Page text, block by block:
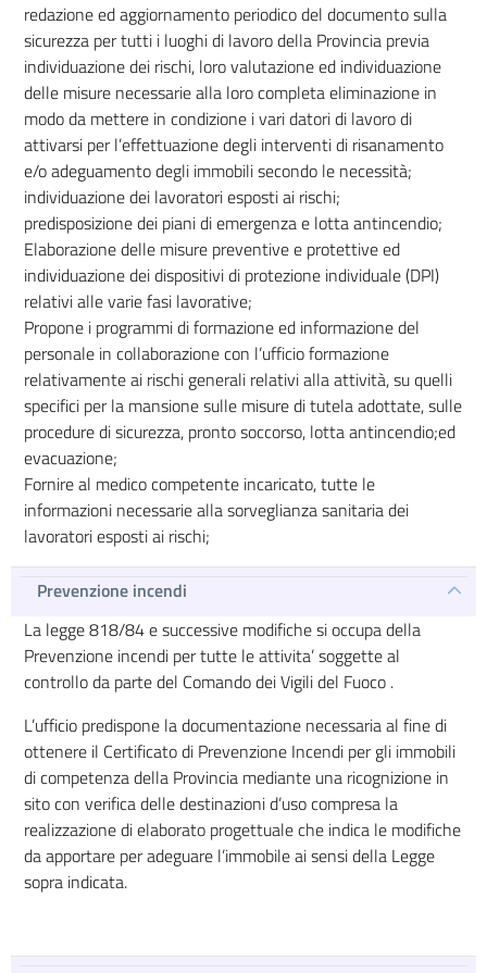
redazione ed aggiornamento periodico del documento sulla
sicurezza per tutti i luoghi di lavoro della Provincia previa
individuazione dei rischi, loro valutazione ed individuazione
delle misure necessarie alla loro completa eliminazione in
modo da mettere in condizione i vari datori di lavoro di
attivarsi per l’effettuazione degli interventi di risanamento
e/o adeguamento degli immobili secondo le necessità;
individuazione dei lavoratori esposti ai rischi;
predisposizione dei piani di emergenza e lotta antincendio;
Elaborazione delle misure preventive e protettive ed
individuazione dei dispositivi di protezione individuale (DPI)
relativi alle varie fasi lavorative;
Propone i programmi di formazione ed informazione del
personale in collaborazione con l’ufficio formazione
relativamente ai rischi generali relativi alla attività, su quelli
specifici per la mansione sulle misure di tutela adottate, sulle
procedure di sicurezza, pronto soccorso, lotta antincendio;ed
evacuazione;
Fornire al medico competente incaricato, tutte le
informazioni necessarie alla sorveglianza sanitaria dei
lavoratori esposti ai rischi;
Prevenzione incendi
La legge 818/84 e successive modifiche si occupa della
Prevenzione incendi per tutte le attivita’ soggette al
controllo da parte del Comando dei Vigili del Fuoco .
L’ufficio predispone la documentazione necessaria al fine di
ottenere il Certificato di Prevenzione Incendi per gli immobili
di competenza della Provincia mediante una ricognizione in
sito con verifica delle destinazioni d’uso compresa la
realizzazione di elaborato progettuale che indica le modifiche
da apportare per adeguare l’immobile ai sensi della Legge
sopra indicata.